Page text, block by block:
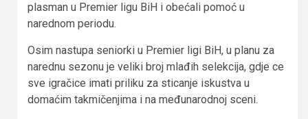
plasman u Premier ligu BiH i obećali pomoć u
narednom periodu.
Osim nastupa seniorki u Premier ligi BiH, u planu za
narednu sezonu je veliki broj mlađih selekcija, gdje ce
sve igračice imati priliku za sticanje iskustva u
domaćim takmičenjima i na međunarodnoj sceni.